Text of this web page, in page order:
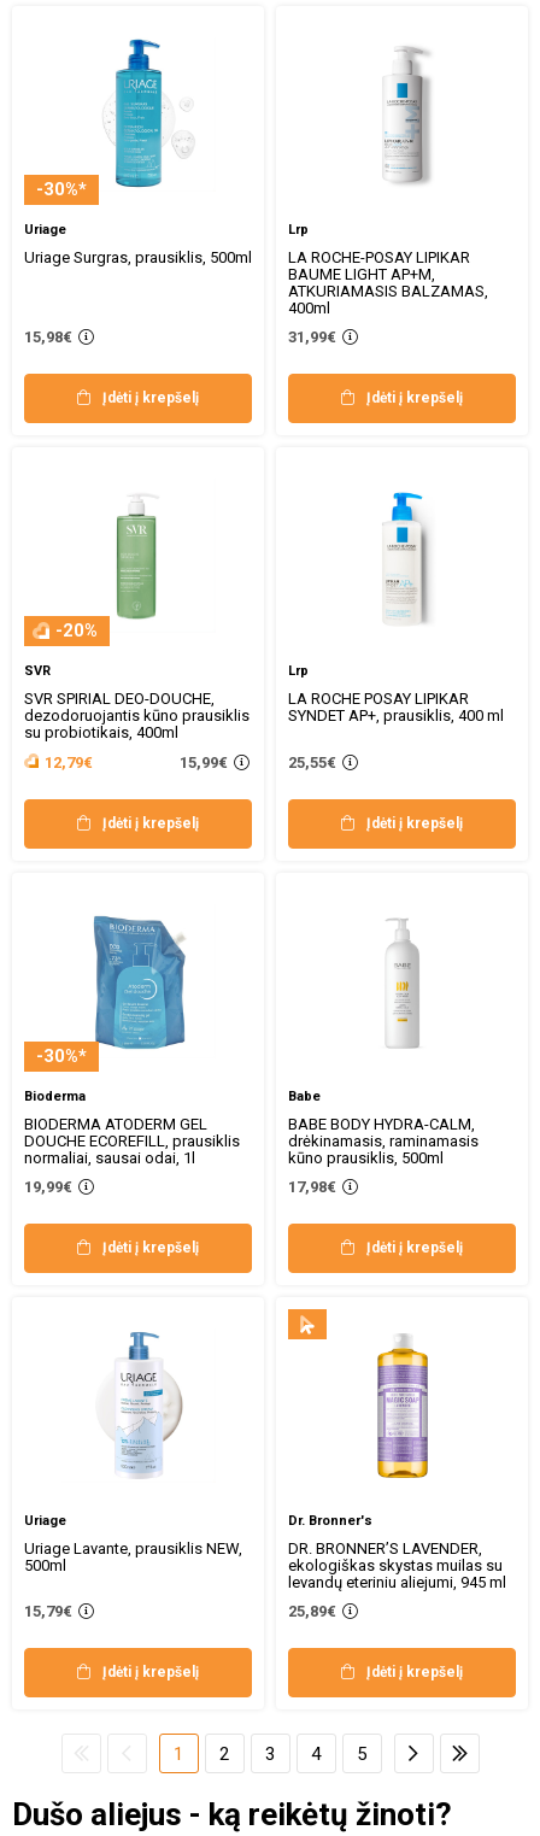
-30%*
Uriage
Uriage Surgras, prausiklis, 500ml
15,98€
Įdėti į krepšelį
Lrp
LA ROCHE-POSAY LIPIKAR
BAUME LIGHT AP+M,
ATKURIAMASIS BALZAMAS,
400ml
31,99€
Įdėti į krepšelį
-20%
SVR
SVR SPIRIAL DEO-DOUCHE,
dezodoruojantis kūno prausiklis
su probiotikais, 400ml
12,79€
15,99€
Įdėti į krepšelį
Lrp
LA ROCHE POSAY LIPIKAR
SYNDET AP+, prausiklis, 400 ml
25,55€
Įdėti į krepšelį
-30%*
Bioderma
BIODERMA ATODERM GEL
DOUCHE ECOREFILL, prausiklis
normaliai, sausai odai, 1l
19,99€
Įdėti į krepšelį
Babe
BABE BODY HYDRA-CALM,
drėkinamasis, raminamasis
kūno prausiklis, 500ml
17,98€
Įdėti į krepšelį
Uriage
Uriage Lavante, prausiklis NEW,
500ml
15,79€
Įdėti į krepšelį
Dr. Bronner's
DR. BRONNER’S LAVENDER,
ekologiškas skystas muilas su
levandų eteriniu aliejumi, 945 ml
25,89€
Įdėti į krepšelį
1 2 3 4 5
Dušo aliejus - ką reikėtų žinoti?